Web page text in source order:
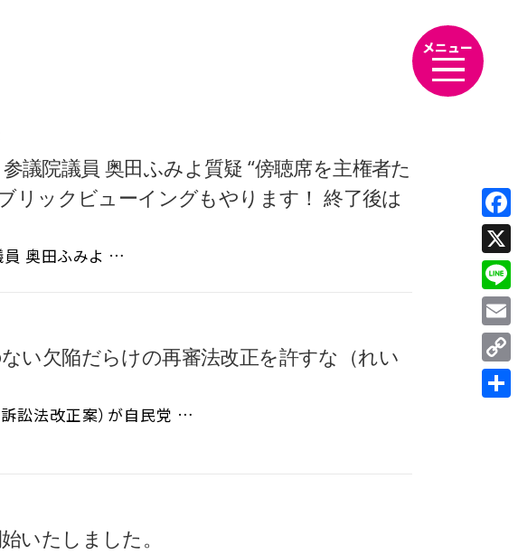
メニュー
議院議員 奥田ふみよ質疑 “傍聴席を主権者た
リックビューイングもやります！ 終了後は
員 奥田ふみよ …
い欠陥だらけの再審法改正を許すな（れい
訟法改正案）が自民党 …
いたしました。
X
Line
Link